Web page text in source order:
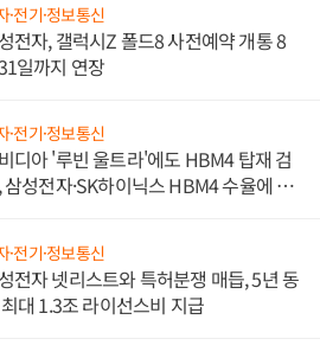
·전기·정보통신
전자, 갤럭시Z 폴드8 사전예약 개통 8
일까지 연장
·전기·정보통신
디아 '루빈 울트라'에도 HBM4 탑재 검
삼성전자·SK하이닉스 HBM4 수율에 주
·전기·정보통신
전자 넷리스트와 특허분쟁 매듭, 5년 동
대 1.3조 라이선스비 지급